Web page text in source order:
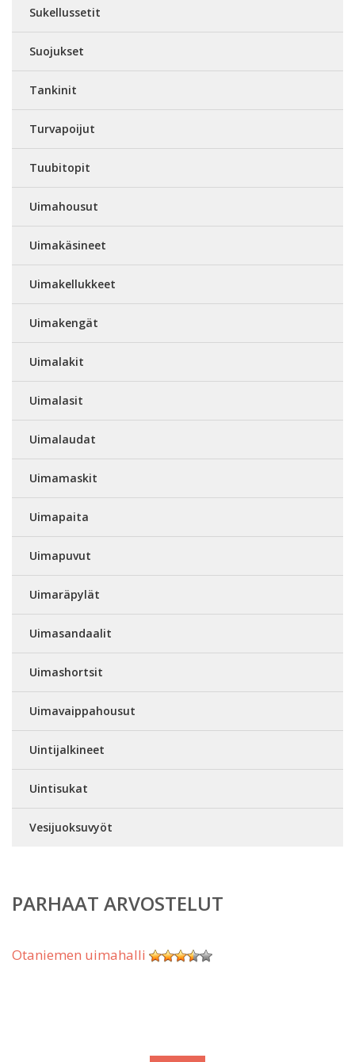
Sukellussetit
Suojukset
Tankinit
Turvapoijut
Tuubitopit
Uimahousut
Uimakäsineet
Uimakellukkeet
Uimakengät
Uimalakit
Uimalasit
Uimalaudat
Uimamaskit
Uimapaita
Uimapuvut
Uimaräpylät
Uimasandaalit
Uimashortsit
Uimavaippahousut
Uintijalkineet
Uintisukat
Vesijuoksuvyöt
PARHAAT ARVOSTELUT
Otaniemen uimahalli